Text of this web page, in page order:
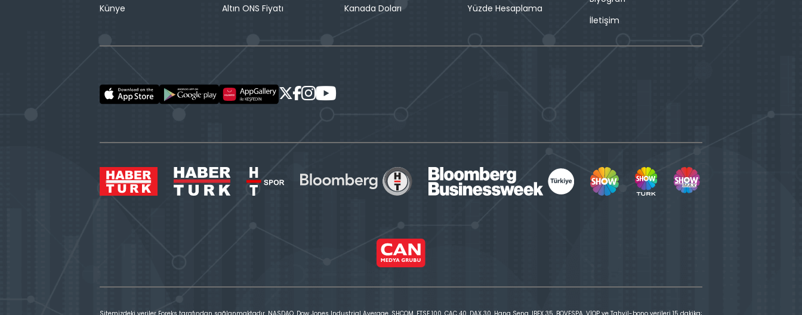
Künye
Altın ONS Fiyatı
Kanada Doları
Yüzde Hesaplama
İletişim